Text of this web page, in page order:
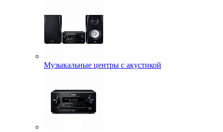
Музыкальные центры с акустикой